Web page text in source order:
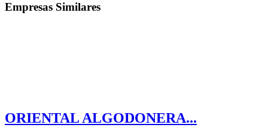
Empresas Similares
ORIENTAL ALGODONERA...